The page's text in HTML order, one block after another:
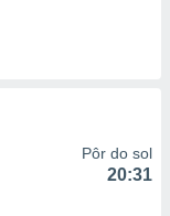
Pôr do sol
20:31